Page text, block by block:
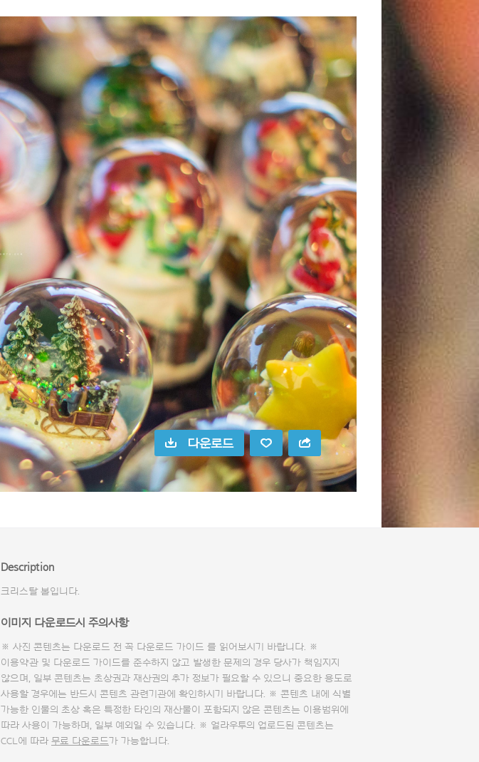
다운로드
Description
크리스탈 볼입니다.
이미지 다운로드시 주의사항
※ 사진 콘텐츠는 다운로드 전 꼭 다운로드 가이드 를 읽어보시기 바랍니다. ※
이용약관 및 다운로드 가이드를 준수하지 않고 발생한 문제의 경우 당사가 책임지지
않으며, 일부 콘텐츠는 초상권과 재산권의 추가 정보가 필요할 수 있으니 중요한 용도로
사용할 경우에는 반드시 콘텐츠 관련기관에 확인하시기 바랍니다. ※ 콘텐츠 내에 식별
가능한 인물의 초상 혹은 특정한 타인의 재산물이 포함되지 않은 콘텐츠는 이용범위에
따라 사용이 가능하며, 일부 예외일 수 있습니다. ※ 얼라우투의 업로드된 콘텐츠는
CCL에 따라 무료 다운로드가 가능합니다.